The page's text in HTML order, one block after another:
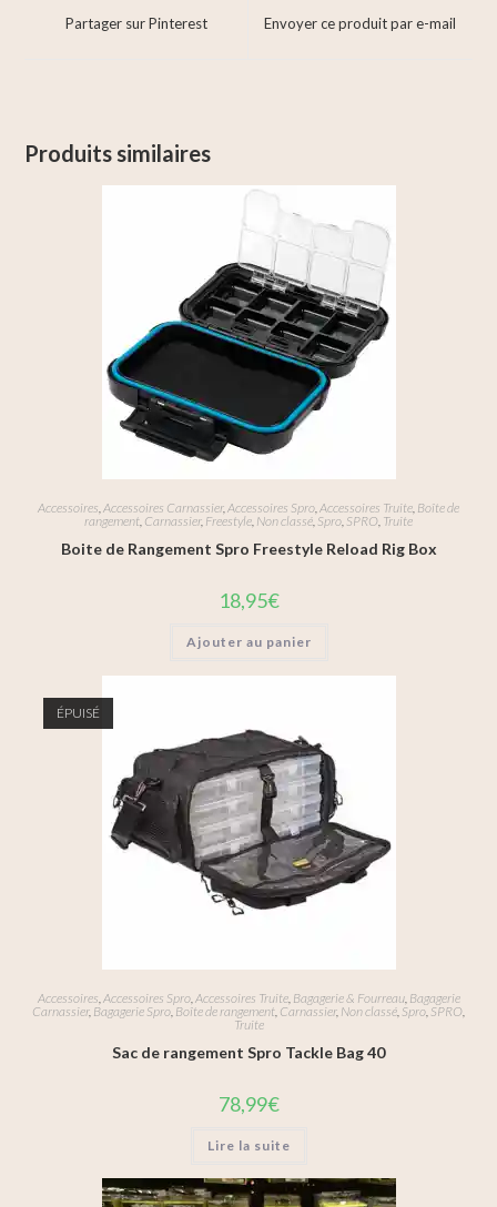
Partager sur Pinterest Envoyer ce produit par e-mail
Produits similaires
Accessoires,Accessoires Carnassier,Accessoires Spro,Accessoires Truite, Boîte de
rangement, Carnassier, Freestyle, Non classé, Spro, SPRO, Truite
Boite de Rangement Spro Freestyle Reload Rig Box
18,95€
Ajouter au panier
ÉPUISÉ
Accessoires Accessoires Spro, Accessoires Truite, Bagagerie & Fourreau, Bagagerie
Carnassier, Bagagerie Spro Boîte de rangement Carnassier, Non classé Spro SPRO
Truite
Sac de rangement Spro Tackle Bag 40
78,99€
Lire la suite